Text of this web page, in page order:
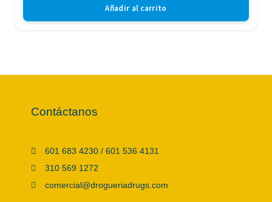
Añadir al carrito
Contáctanos
601 683 4230 / 601 536 4131
310 569 1272
comercial@drogueriadrugs.com